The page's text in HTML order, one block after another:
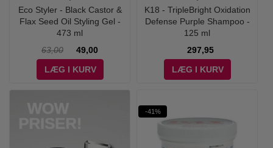
Eco Styler - Black Castor &
Flax Seed Oil Styling Gel -
473 ml
63,00
49,00
LÆG I KURV
K18 - TripleBright Oxidation
Defense Purple Shampoo -
125 ml
297,95
LÆG I KURV
-41%